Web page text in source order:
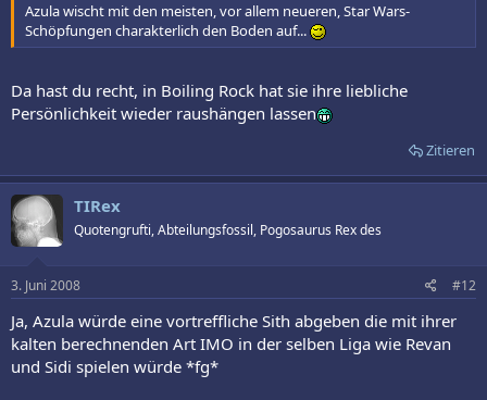
Azula wischt mit den meisten, vor allem neueren, Star Wars-
Schöpfungen charakterlich den Boden auf...
Da hast du recht, in Boiling Rock hat sie ihre liebliche
Persönlichkeit wieder raushängen lassen
Zitieren
TIRex
Quotengrufti, Abteilungsfossil, Pogosaurus Rex des
3. Juni 2008 #12
Ja, Azula würde eine vortreffliche Sith abgeben die mit ihrer
kalten berechnenden Art IMO in der selben Liga wie Revan
und Sidi spielen würde *fg*